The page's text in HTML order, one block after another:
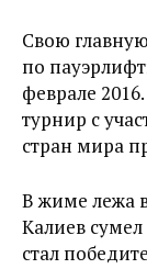
Свою
по
феврале
турнир с
стран мира
В жиме лежа
Калиев
стал